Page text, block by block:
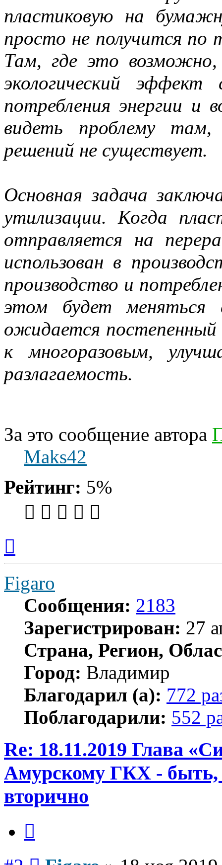
пластиковую на
просто не получится по
Там, где это
экологический
потребления энергии и
видеть проблему
решений не существует.
Основная задача
утилизации. Когда
отправляется на
использован в
производство и
этом будет меняться
ожидается постепенный
к многоразовым,
разлагаемость.
За это сообщение автора
Maks42
Рейтинг: 5%
началу
Figaro
Сообщения: 2183
Зарегистрирован: 27
Страна, Регион,
Город: Владимир
Благодарил (а): 772
Поблагодарили: 552
Re: 18.11.2019 Глава
Амурскому ГКХ - быть,
вторично